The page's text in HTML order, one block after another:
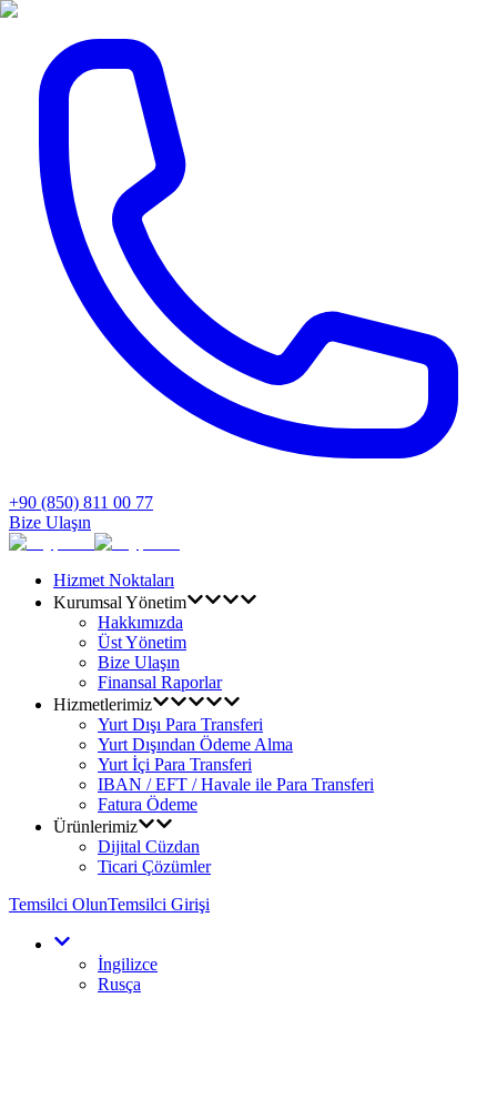
+90 (850) 811 00 77
Bize Ulaşın
Hizmet Noktaları
Kurumsal Yönetim
Hakkımızda
Üst Yönetim
Bize Ulaşın
Finansal Raporlar
Hizmetlerimiz
Yurt Dışı Para Transferi
Yurt Dışından Ödeme Alma
Yurt İçi Para Transferi
IBAN / EFT / Havale ile Para Transferi
Fatura Ödeme
Ürünlerimiz
Dijital Cüzdan
Ticari Çözümler
Temsilci OlunTemsilci Girişi
İngilizce
Rusça